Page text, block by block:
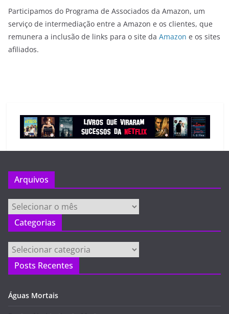
Participamos do Programa de Associados da Amazon, um
serviço de intermediação entre a Amazon e os clientes, que
remunera a inclusão de links para o site da Amazon e os sites
afiliados.
Arquivos
Arquivos
Categorias
Categorias
Posts Recentes
Águas Mortais